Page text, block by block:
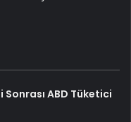
ABD Tüketici